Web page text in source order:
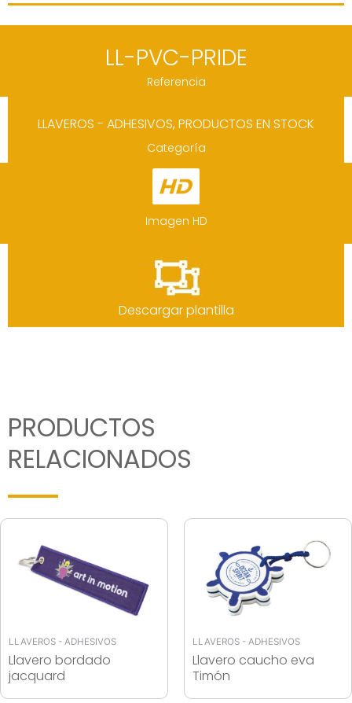
LL-PVC-PRIDE
Referencia
LLAVEROS - ADHESIVOS,PRODUCTOS EN STOCK
Categoría
Imagen HD
Descargar plantilla
PRODUCTOS
RELACIONADOS
LLAVEROS - ADHESIVOS
Llavero bordado
jacquard
LLAVEROS - ADHESIVOS
Llavero caucho eva
Timón